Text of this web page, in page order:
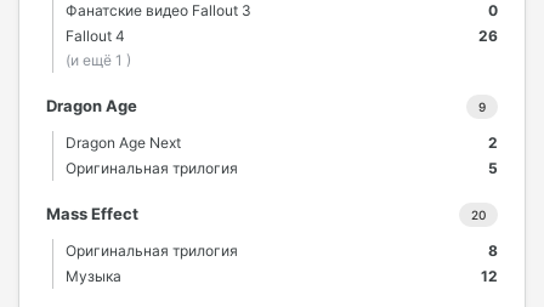
0
Фанатские видео Fallout 3
26
Fallout 4
(и ещё 1 )
9
Dragon Age
2
Dragon Age Next
5
Оригинальная трилогия
20
Mass Effect
8
Оригинальная трилогия
12
Музыка